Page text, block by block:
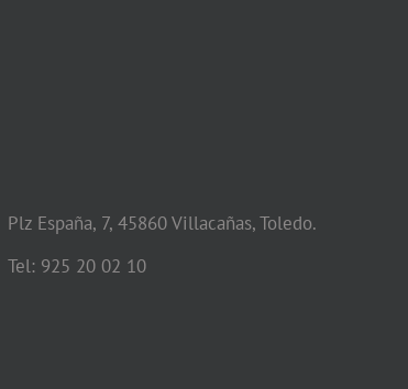
Plz España, 7, 45860 Villacañas, Toledo.
Tel: 925 20 02 10